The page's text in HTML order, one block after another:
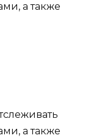
а также
а также